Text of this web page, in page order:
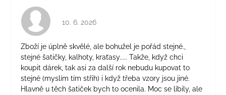
Hodnocení obchodu je 4 z 5 hvězdiček.
10. 6. 2026
Zboží je úplně skvělé, ale bohužel je pořád stejné.,
stejné šatičky, kalhoty, kraťasy..... Takže, když chci
koupit dárek, tak asi za další rok nebudu kupovat to
stejné (myslím tím střih) i když třeba vzory jsou jiné.
Hlavně u těch šatiček bych to ocenila. Moc se líbily, ale